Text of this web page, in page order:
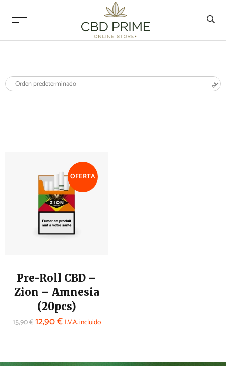
OFERTA
Pre-Roll CBD –
Zion – Amnesia
(20pcs)
15,90€12,90€ I.V.A. incluido